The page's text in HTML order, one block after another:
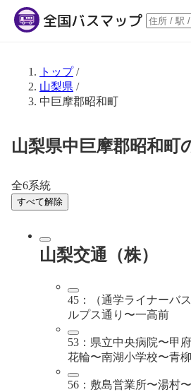
トップ/
山梨県 /
中巨摩郡昭和町
山梨県中巨摩郡昭和町
全6系統
すべて解除
山梨交通（株）
45：（通学ライナーバ
ルプス通り〜一高前
53：県立中央病院〜甲
花輪〜南湖小学校〜青
56：敷島営業所〜湯村